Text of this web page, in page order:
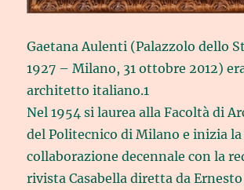
Gaetana Aulenti (Palazzolo dello
1927 – Milano, 31 ottobre 2012)
architetto italiano.1
Nel 1954 si laurea alla Facoltà di
del Politecnico di Milano e inizia la
collaborazione decennale con la
rivista Casabella diretta da